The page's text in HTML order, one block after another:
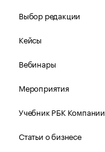
Выбор редакции
Кейсы
Вебинары
Мероприятия
Учебник РБК Компании
Статьи о бизнесе